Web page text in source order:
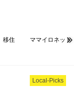
移住 ママイロネット
Local-Picks